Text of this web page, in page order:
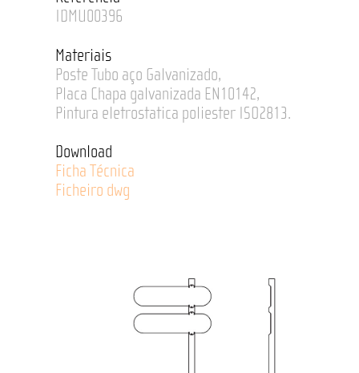
IDMU00396
Materiais
Poste Tubo aço Galvanizado,
Placa Chapa galvanizada EN10142,
Pintura eletrostatica poliester ISO2813.
Download
Ficha Técnica
Ficheiro dwg